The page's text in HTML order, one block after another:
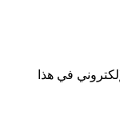
في هذا